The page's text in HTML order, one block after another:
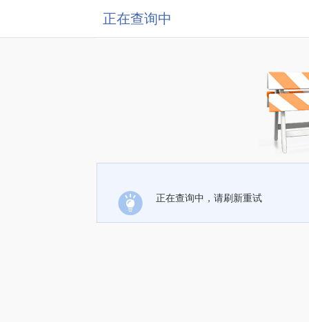
正在查询中
正在查询中，请刷新重试